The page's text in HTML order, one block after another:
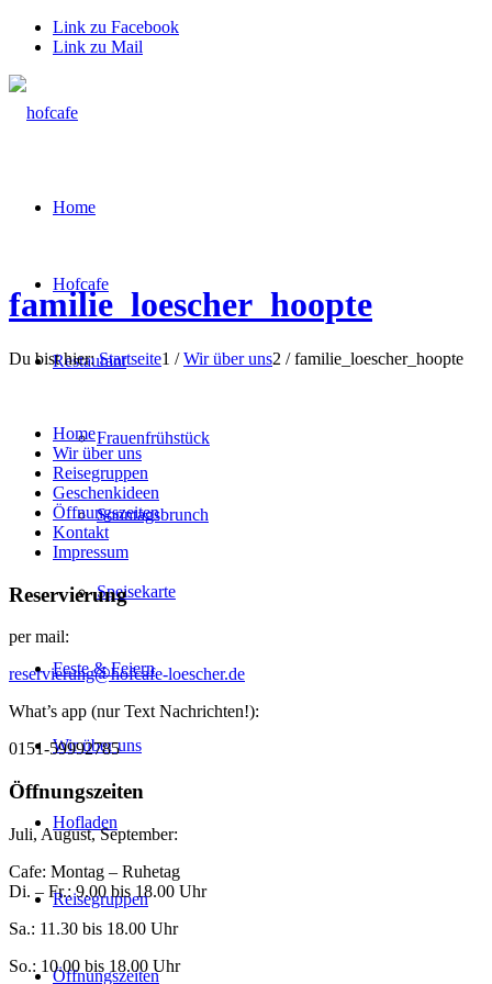
Link zu Facebook
Link zu Mail
Home
Hofcafe
Restaurant
Frauenfrühstück
Sonntagsbrunch
Speisekarte
Feste & Feiern
Wir über uns
Hofladen
Reisegruppen
Öffnungszeiten
familie_loescher_hoopte
Du bist hier: Startseite1 / Wir über uns2 / familie_loescher_hoopte
Home
Wir über uns
Reisegruppen
Geschenkideen
Öffnungszeiten
Kontakt
Impressum
Reservierung
per mail:
reservierung@hofcafe-loescher.de
What’s app (nur Text Nachrichten!):
0151-59992785
Öffnungszeiten
Juli, August, September:
Cafe: Montag – Ruhetag
Di. – Fr.: 9.00 bis 18.00 Uhr
Sa.: 11.30 bis 18.00 Uhr
So.: 10.00 bis 18.00 Uhr